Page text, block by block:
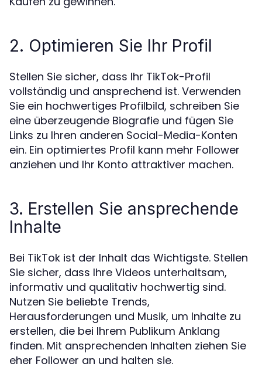
2. Optimieren Sie Ihr Profil
Stellen Sie sicher, dass Ihr TikTok-Profil
vollständig und ansprechend ist. Verwenden
Sie ein hochwertiges Profilbild, schreiben Sie
eine überzeugende Biografie und fügen Sie
Links zu Ihren anderen Social-Media-Konten
ein. Ein optimiertes Profil kann mehr Follower
anziehen und Ihr Konto attraktiver machen.
3. Erstellen Sie ansprechende
Inhalte
Bei TikTok ist der Inhalt das Wichtigste. Stellen
Sie sicher, dass Ihre Videos unterhaltsam,
informativ und qualitativ hochwertig sind.
Nutzen Sie beliebte Trends,
Herausforderungen und Musik, um Inhalte zu
erstellen, die bei Ihrem Publikum Anklang
finden. Mit ansprechenden Inhalten ziehen Sie
eher Follower an und halten sie.